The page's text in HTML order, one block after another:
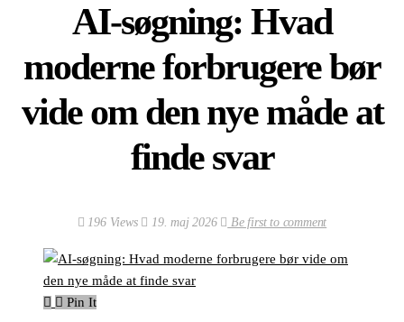
AI-søgning: Hvad
moderne forbrugere bør
vide om den nye måde at
finde svar
196 Views 19. maj 2026 Be first to comment
Pin It